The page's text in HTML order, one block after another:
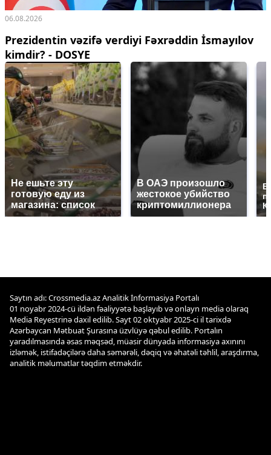
06.08.2026
Prezidentin vəzifə verdiyi Fəxrəddin İsmayılov
kimdir? - DOSYE
Не ешьте эту
готовую еду из
магазина: список
В ОАЭ произошло
жестокое убийство
криптомиллионера
Saytın adı: Crossmedia.az Analitik İnformasiya Portalı
01 noyabr 2024-cü ildən fəaliyyətə başlayıb və onlayn media olaraq
Media Reyestrinə daxil edilib. Sayt 02 oktyabr 2025-ci il tarixdə
Azərbaycan Mətbuat Şurasına üzvlüyə qəbul edilib. Portalın
yaradılmasında əsas məqsəd, müasir dünyada informasiya axınını
izləmək, istifadəçilərə daha səmərəli, dəqiq və əhatəli təhlil, araşdırma,
analitik məlumatlar təqdim etməkdir.